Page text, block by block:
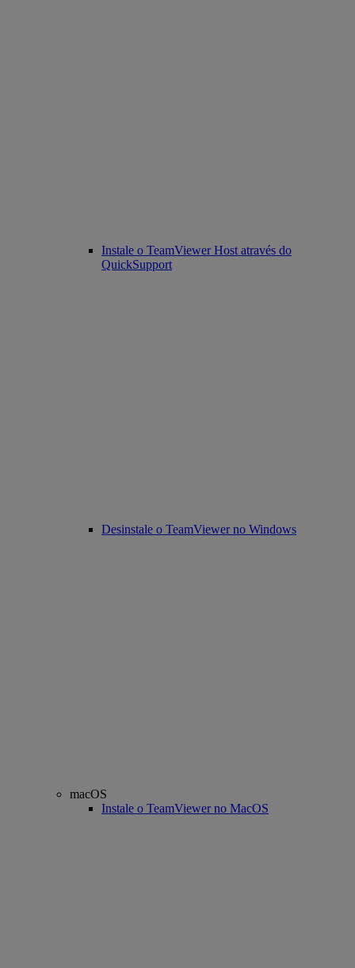
Instale o TeamViewer Host através do
QuickSupport
Desinstale o TeamViewer no Windows
macOS
Instale o TeamViewer no MacOS